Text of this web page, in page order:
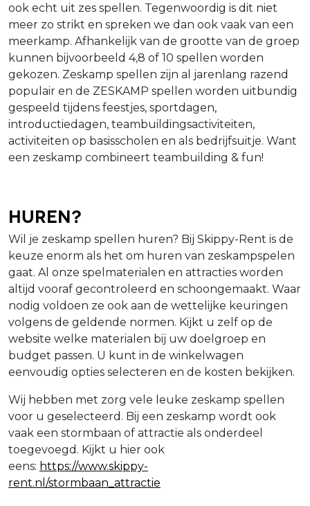
ook echt uit zes spellen. Tegenwoordig is dit niet
meer zo strikt en spreken we dan ook vaak van een
meerkamp. Afhankelijk van de grootte van de groep
kunnen bijvoorbeeld 4,8 of 10 spellen worden
gekozen. Zeskamp spellen zijn al jarenlang razend
populair en de ZESKAMP spellen worden uitbundig
gespeeld tijdens feestjes, sportdagen,
introductiedagen, teambuildingsactiviteiten,
activiteiten op basisscholen en als bedrijfsuitje. Want
een zeskamp combineert teambuilding & fun!
Huren?
Wil je zeskamp spellen huren? Bij Skippy-Rent is de
keuze enorm als het om huren van zeskampspelen
gaat. Al onze spelmaterialen en attracties worden
altijd vooraf gecontroleerd en schoongemaakt. Waar
nodig voldoen ze ook aan de wettelijke keuringen
volgens de geldende normen. Kijkt u zelf op de
website welke materialen bij uw doelgroep en
budget passen. U kunt in de winkelwagen
eenvoudig opties selecteren en de kosten bekijken.
Wij hebben met zorg vele leuke zeskamp spellen
voor u geselecteerd. Bij een zeskamp wordt ook
vaak een stormbaan of attractie als onderdeel
toegevoegd. Kijkt u hier ook
eens: https://www.skippy-
rent.nl/stormbaan_attractie